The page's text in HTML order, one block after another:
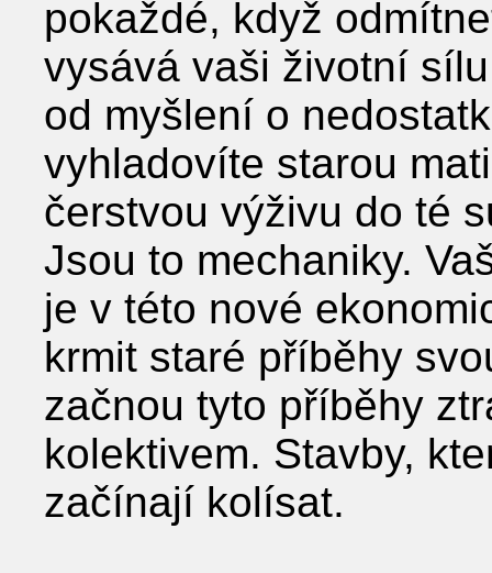
pokaždé, když
vysává vaši životní
od myšlení o
vyhladovíte starou
čerstvou výživu do té
Jsou to mechaniky.
je v této nové
krmit staré příběhy
začnou tyto příběhy
kolektivem. Stavby,
začínají kolísat.